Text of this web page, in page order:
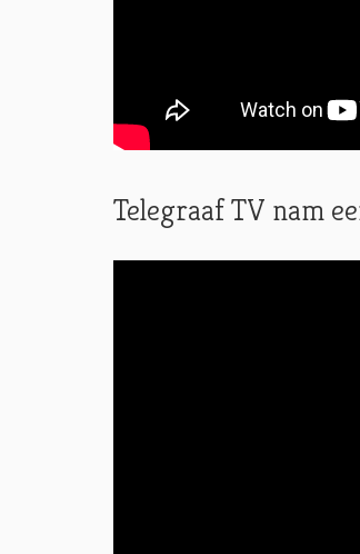
Telegraaf TV nam